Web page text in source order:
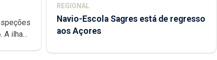
REGIONAL
Navio-Escola Sagres está de regresso
aos Açores